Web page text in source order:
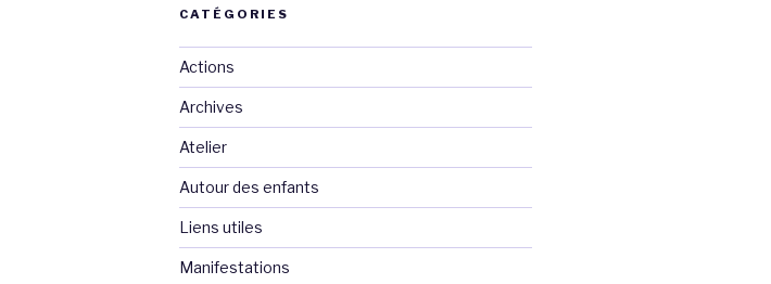
CATÉGORIES
Actions
Archives
Atelier
Autour des enfants
Liens utiles
Manifestations